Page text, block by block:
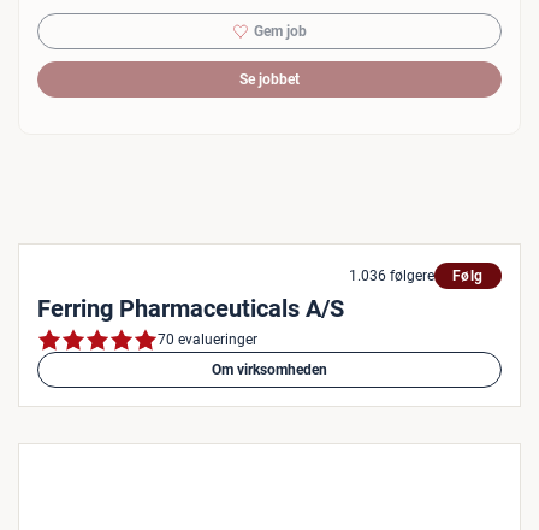
Gem job
Se jobbet
1.036 følgere Følg
Ferring Pharmaceuticals A/S
70 evalueringer
Om virksomheden